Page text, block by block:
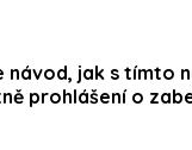
návod, jak s tímto
prohlášení o